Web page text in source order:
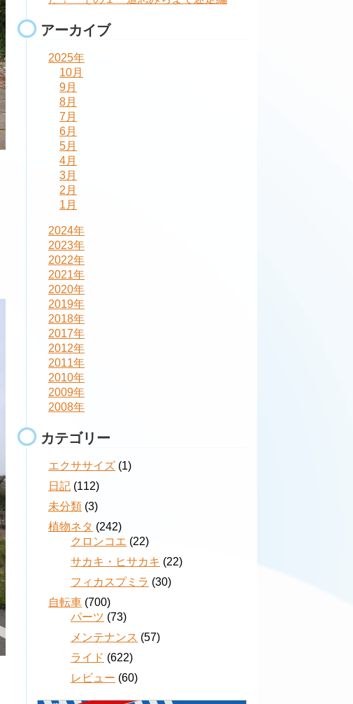
アーカイブ
2025年
10月
9月
8月
7月
6月
5月
4月
3月
2月
1月
2024年
2023年
2022年
2021年
2020年
2019年
2018年
2017年
2012年
2011年
2010年
2009年
2008年
カテゴリー
エクササイズ (1)
日記 (112)
未分類 (3)
植物ネタ (242)
クロンコエ (22)
サカキ・ヒサカキ (22)
フィカスプミラ (30)
自転車 (700)
パーツ (73)
メンテナンス (57)
ライド (622)
レビュー (60)